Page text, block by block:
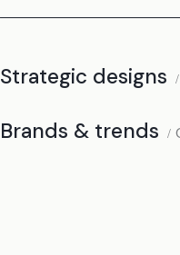
Strategic designs
Brands & trends